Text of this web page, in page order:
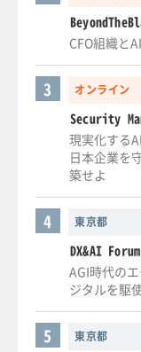
CFO組織と
オンライン
3
Security
現実化する
日本企業を
築せよ
東京都
4
DX&AI
AGI時代の
ジタルを駆
東京都
5